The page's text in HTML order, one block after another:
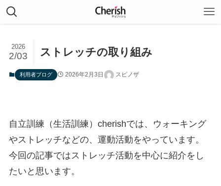
ストレッチの取り組み
2026
2/03
利用者ブログ 2026年2月3日 スピノザ
自立訓練（生活訓練）cherishでは、ウォーキング
やストレッチなどの、運動活動をやっています。
今回の記事ではストレッチ活動を中心に紹介をし
たいと思います。